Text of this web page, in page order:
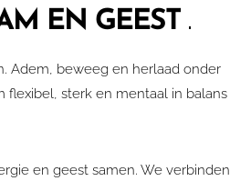
EN GEEST.
Adem, beweeg en herlaad onder
flexibel, sterk en mentaal in balans
en geest samen. We verbinden